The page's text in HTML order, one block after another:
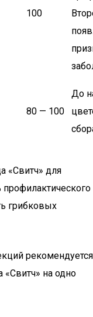
100
80 — 100
До
«Свитч» для
грибковых
рекомендуется
«Свитч» на одно